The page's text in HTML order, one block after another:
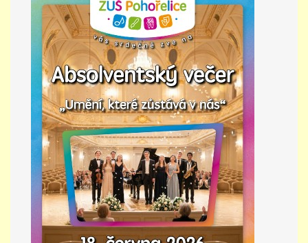
DOTACE
GDPR
ZUŠ Pohořelice
Školní 462
Pohořelice
691 23
© 2026 eStránky.cz |Tisk|Nahoru ↑